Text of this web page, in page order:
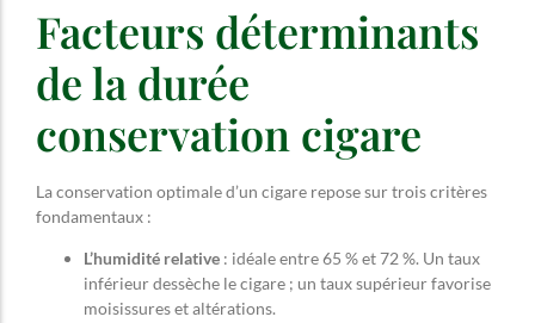
Facteurs déterminants
de la durée
conservation cigare
La conservation optimale d’un cigare repose sur trois critères
fondamentaux :
L’humidité relative : idéale entre 65 % et 72 %. Un taux
inférieur dessèche le cigare ; un taux supérieur favorise
moisissures et altérations.